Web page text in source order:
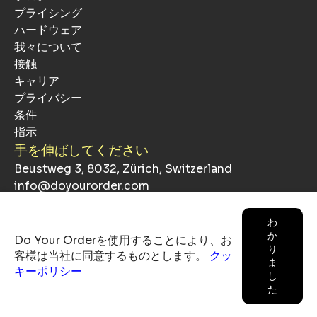
プライシング
ハードウェア
我々について
接触
キャリア
プライバシー
条件
指示
手を伸ばしてください
Beustweg 3, 8032, Zürich, Switzerland
info@doyourorder.com
© 2026 DアレッシオコンサルティングSA、無断複写・
Do Your Orderを使用することにより、お
客様は当社に同意するものとします。
クッ
キーポリシー
わ
か
り
ま
し
た